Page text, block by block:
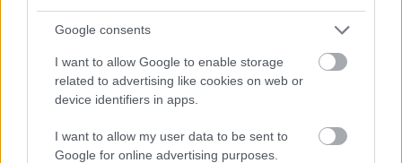
Google consents
I want to allow Google to enable storage
related to advertising like cookies on web or
device identifiers in apps.
I want to allow my user data to be sent to
Google for online advertising purposes.
A NAPOKBAN BEFEJEZŐDIK A GYŐRI
DÍSZKIVILÁGÍTÁS LEKAPCSOLÁSA
A város 77 helyszínén zajlik a munkavégzés, a Győr Projekt
kezelésében lévő épületek egy részét is érinti az intézkedés.